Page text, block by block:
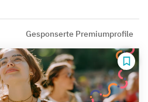
Gesponserte Premiumprofile